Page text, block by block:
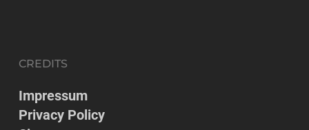
CREDITS
Impressum
Privacy Policy